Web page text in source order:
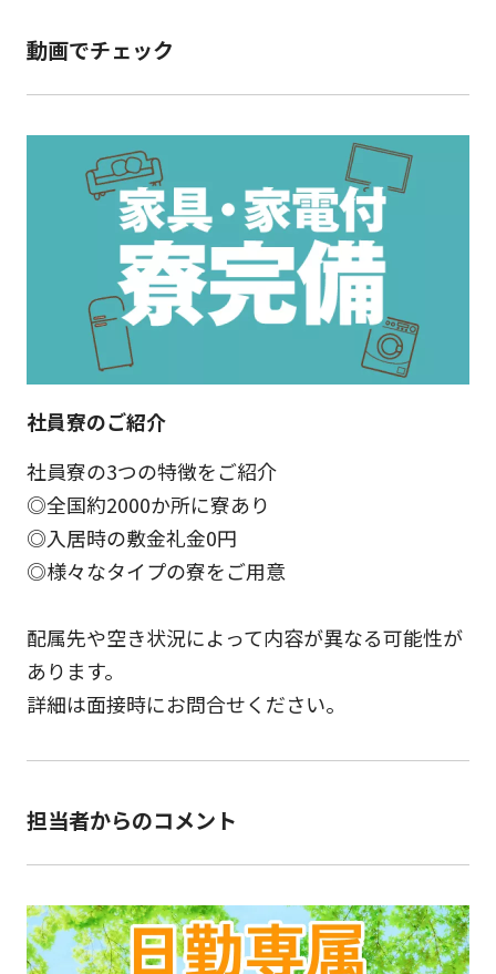
動画でチェック
社員寮のご紹介
社員寮の3つの特徴をご紹介
◎全国約2000か所に寮あり
◎入居時の敷金礼金0円
◎様々なタイプの寮をご用意
配属先や空き状況によって内容が異なる可能性が
あります。
詳細は面接時にお問合せください。
担当者からのコメント